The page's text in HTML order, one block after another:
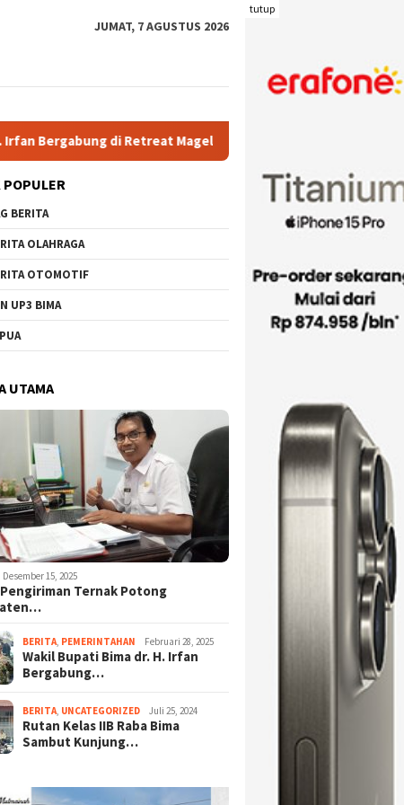
tutup
JUMAT, 7 AGUSTUS 2026
Magelang Rutan Kelas IIB Raba Bima Sambut
BERITA
OLAHRAGA
OTOMOTIF
UP3 BIMA
UTAMA
Desember 15, 2025
Ternak Potong
BERITA PEMERINTAHAN Februari 28, 2025
Wakil Bupati Bima dr. H. Irfan
Bergabung…
BERITA UNCATEGORIZED Juli 25, 2024
Rutan Kelas IIB Raba Bima
Sambut Kunjung…